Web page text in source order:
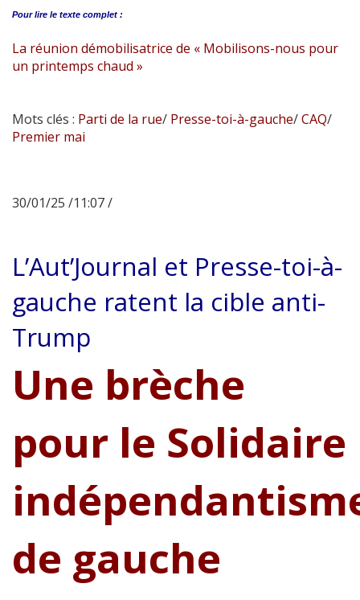
Pour lire le texte complet :
La réunion démobilisatrice de « Mobilisons-nous pour
un printemps chaud »
Mots clés : Parti de la rue/ Presse-toi-à-gauche/CAQ/
Premier mai
30/01/25 /11:07 /
L’Aut’Journal et Presse-toi-à-
gauche ratent la cible anti-
Trump
Une brèche
pour le Solidaire
de gauche